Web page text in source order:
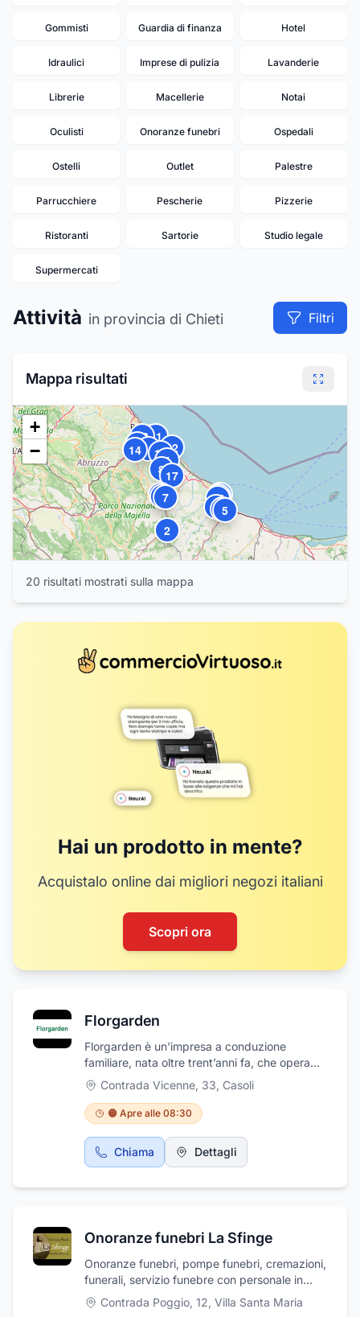
Gommisti Guardia di finanza Hotel
Idraulici Imprese di pulizia Lavanderie
Librerie Macellerie Notai
Oculisti Onoranze funebri Ospedali
Ostelli Outlet Palestre
Parrucchiere Pescherie Pizzerie
Ristoranti Sartorie Studio legale
Supermercati
Attività in provincia di Chieti Filtri
Mappa risultati
1
2
3
4
5
6
7
8
9
10
11
12
13
14
15
16
17
18
19
20
+
−
20 risultati mostrati sulla mappa
Hai un prodotto in mente?
Acquistalo online dai migliori negozi italiani
Scopri ora
Florgarden
Florgarden è un'impresa a conduzione
familiare, nata oltre trent’anni fa, che opera
nel settore florovivaistico. Ci occupiamo di
manutenzione del verde, progettazione e
realizzazione di giardini, manutenzione del
verde pubblico e dei giardini pubblici, vendita
di alberi da vivaio, fiori, palme, piante da fiore,
piante da siepe, piante ornamentali, vasi,
giardinaggio. Grazie all’esperienza acquisita e
servizio di alta qualità e a costi contenuti. Vi
(CH)
Contrada Vicenne, 33, Casoli
🟠 Apre alle 08:30
Chiama Dettagli
Onoranze funebri La Sfinge
Onoranze funebri, pompe funebri, cremazioni,
funerali, servizio funebre con personale in
divisa. Disbrigo pratiche, addobbi floreali,
addobbi funebri, affissioni avvisi di lutto,
Contrada Poggio, 12, Villa Santa Maria